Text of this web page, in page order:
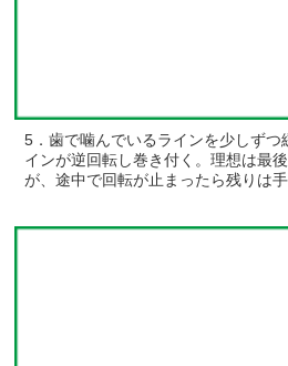
5．歯で噛んでいるラインを少しずつ
インが逆回転し巻き付く。理想は最
が、途中で回転が止まったら残りは手